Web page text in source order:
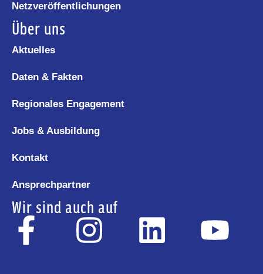
Netzveröffentlichungen
Über uns
Aktuelles
Daten & Fakten
Regionales Engagement
Jobs & Ausbildung
Kontakt
Ansprechpartner
Wir sind auch auf